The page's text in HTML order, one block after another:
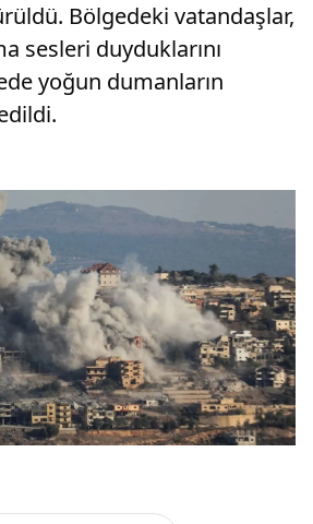
Bölgedeki vatandaşlar,
sesleri duyduklarını
yoğun dumanların